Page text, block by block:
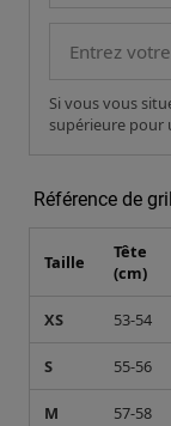
Si vous vous
supérieure pour
Référence de
Taille
Tête
(cm)
XS 53-54
S 55-56
M 57-58